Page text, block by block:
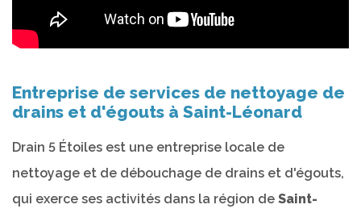
Entreprise de services de nettoyage de
drains et d'égouts à Saint-Léonard
Drain 5 Étoiles est une entreprise locale de
nettoyage et de débouchage de drains et d'égouts,
qui exerce ses activités dans la région de Saint-